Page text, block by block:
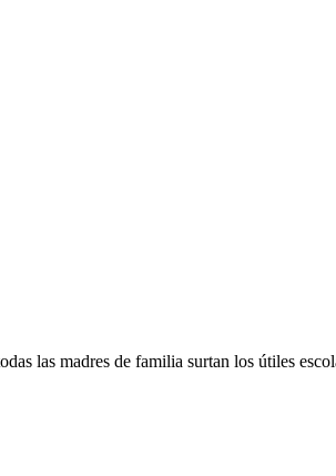
las madres de familia surtan los útiles